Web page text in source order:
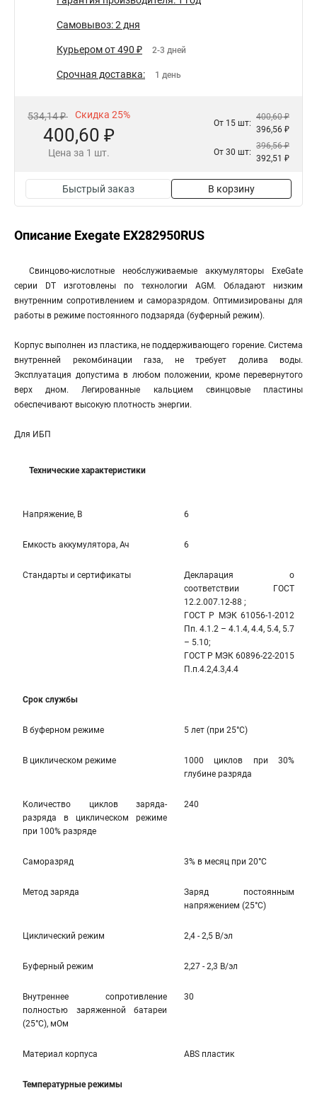
Самовывоз: 2 дня
Курьером от 490 ₽ 2-3 дней
Срочная доставка: 1 день
534,14 ₽ Скидка 25%
400,60 ₽
Цена за 1 шт.
От 15 шт:
400,60 ₽
396,56 ₽
От 30 шт:
396,56 ₽
392,51 ₽
Быстрый заказ В корзину
Описание Exegate EX282950RUS
Свинцово-кислотные необслуживаемые аккумуляторы ExeGate
серии DT изготовлены по технологии AGM. Обладают низким
внутренним сопротивлением и саморазрядом. Оптимизированы для
работы в режиме постоянного подзаряда (буферный режим).
Корпус выполнен из пластика, не поддерживающего горение. Система
внутренней рекомбинации газа, не требует долива воды.
Эксплуатация допустима в любом положении, кроме перевернутого
верх дном. Легированные кальцием свинцовые пластины
обеспечивают высокую плотность энергии.
Для ИБП
Технические характеристики
Напряжение, В 6
Емкость аккумулятора, Ач 6
Стандарты и сертификаты
Декларация о
соответствии ГОСТ
12.2.007.12-88 ;
ГОСТ Р МЭК 61056-1-2012
Пп. 4.1.2 – 4.1.4, 4.4, 5.4, 5.7
– 5.10;
ГОСТ Р МЭК 60896-22-2015
П.п.4.2,4.3,4.4
Срок службы
В буферном режиме 5 лет (при 25°С)
В циклическом режиме
1000 циклов при 30%
глубине разряда
Количество циклов заряда-
разряда в циклическом режиме
при 100% разряде
240
Саморазряд 3% в месяц при 20°С
Метод заряда
Заряд постоянным
напряжением (25°С)
Циклический режим 2,4 - 2,5 В/эл
Буферный режим 2,27 - 2,3 В/эл
Внутреннее сопротивление
полностью заряженной батареи
(25°С), мОм
30
Материал корпуса ABS пластик
Температурные режимы